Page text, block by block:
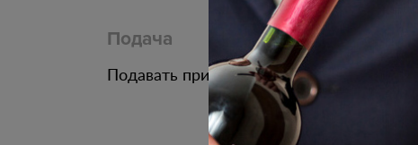
Подача
Подавать при температуре 16 С.